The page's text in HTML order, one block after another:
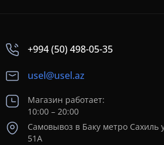
+994 (50) 498-05-35
usel@usel.az
Магазин работает:
10:00 – 20:00
Самовывоз в Баку метро Сахиль
51А